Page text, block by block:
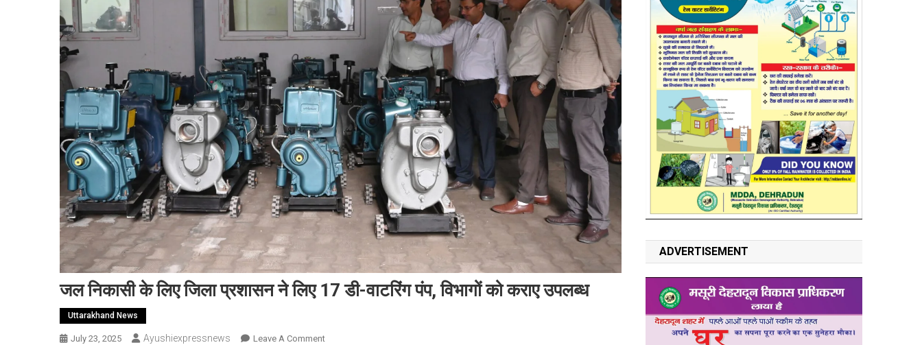
जल निकासी के लिए जिला प्रशासन ने लिए 17 डी-वाटरिंग पंप, विभागों को कराए उपलब्ध
Uttarakhand News
July 23, 2025 Ayushiexpressnews Leave A CommentOn
ADVERTISEMENT